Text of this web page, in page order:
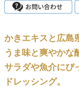
かきエキスと広島
うま味と爽やかな
サラダや魚介にぴ
ドレッシング。